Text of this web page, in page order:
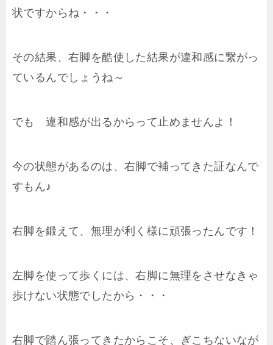
状ですからね・・・
その結果、右脚を酷使した結果が違和感に繋がっ
ているんでしょうね～
でも 違和感が出るからって止めませんよ！
今の状態があるのは、右脚で補ってきた証なんで
すもん♪
右脚を鍛えて、無理が利く様に頑張ったんです！
左脚を使って歩くには、右脚に無理をさせなきゃ
歩けない状態でしたから・・・
右脚で踏ん張ってきたからこそ、ぎこちないなが